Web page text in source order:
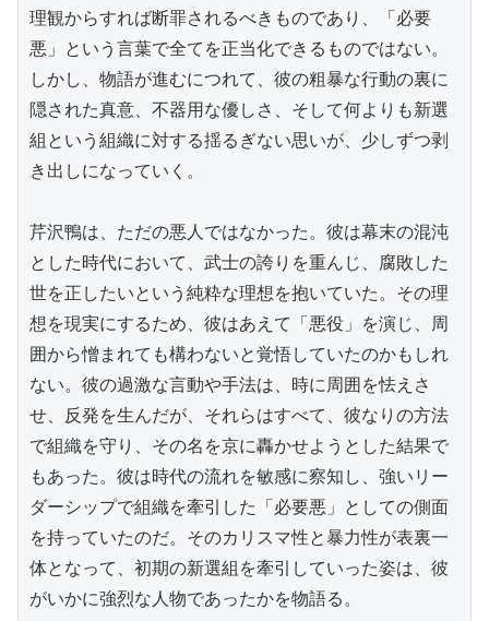
理観からすれば断罪されるべきものであり、「必要
悪」という言葉で全てを正当化できるものではない。
しかし、物語が進むにつれて、彼の粗暴な行動の裏に
隠された真意、不器用な優しさ、そして何よりも新選
組という組織に対する揺るぎない思いが、少しずつ剥
き出しになっていく。
芹沢鴨は、ただの悪人ではなかった。彼は幕末の混沌
とした時代において、武士の誇りを重んじ、腐敗した
世を正したいという純粋な理想を抱いていた。その理
想を現実にするため、彼はあえて「悪役」を演じ、周
囲から憎まれても構わないと覚悟していたのかもしれ
ない。彼の過激な言動や手法は、時に周囲を怯えさ
せ、反発を生んだが、それらはすべて、彼なりの方法
で組織を守り、その名を京に轟かせようとした結果で
もあった。彼は時代の流れを敏感に察知し、強いリー
ダーシップで組織を牽引した「必要悪」としての側面
を持っていたのだ。そのカリスマ性と暴力性が表裏一
体となって、初期の新選組を牽引していった姿は、彼
がいかに強烈な人物であったかを物語る。